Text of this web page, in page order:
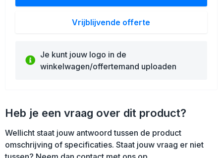
Vrijblijvende offerte
Je kunt jouw logo in de
winkelwagen/offertemand uploaden
Heb je een vraag over dit product?
Wellicht staat jouw antwoord tussen de product
omschrijving of specificaties. Staat jouw vraag er niet